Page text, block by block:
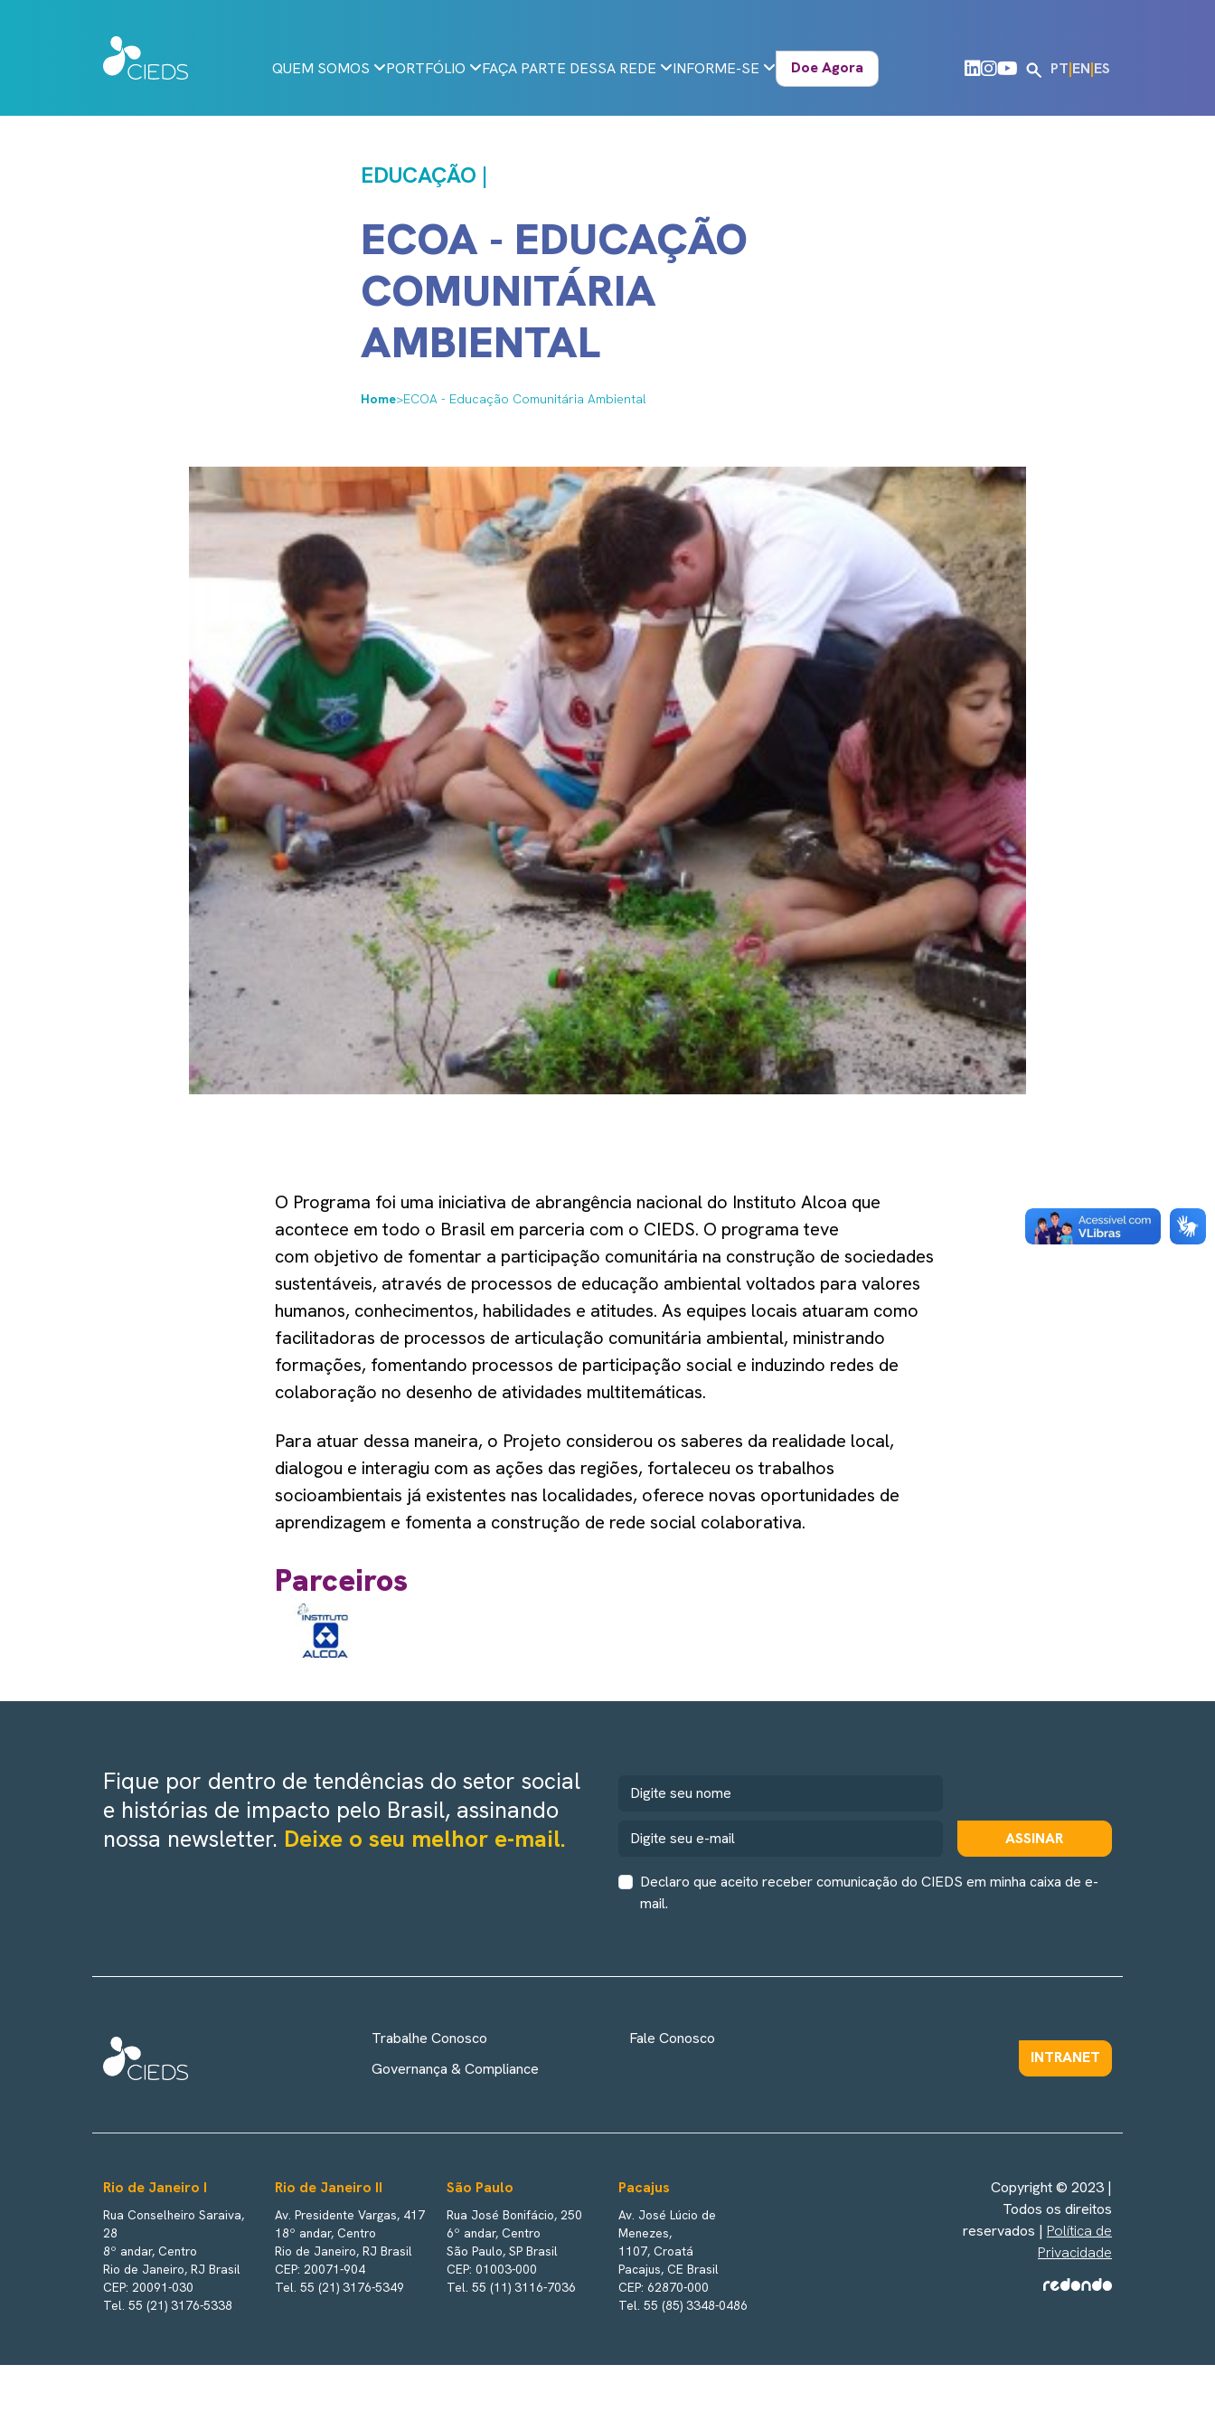
QUEM SOMOS PORTFÓLIO FAÇA PARTE DESSA REDE INFORME-SE Doe Agora PT|EN|ES
EDUCAÇÃO |
ECOA - EDUCAÇÃO
COMUNITÁRIA
AMBIENTAL
Home>ECOA - Educação Comunitária Ambiental
O Programa foi uma iniciativa de abrangência nacional do Instituto Alcoa que
acontece em todo o Brasil em parceria com o CIEDS. O programa teve
com objetivo de fomentar a participação comunitária na construção de sociedades
sustentáveis, através de processos de educação ambiental voltados para valores
humanos, conhecimentos, habilidades e atitudes. As equipes locais atuaram como
facilitadoras de processos de articulação comunitária ambiental, ministrando
formações, fomentando processos de participação social e induzindo redes de
colaboração no desenho de atividades multitemáticas.
Para atuar dessa maneira, o Projeto considerou os saberes da realidade local,
dialogou e interagiu com as ações das regiões, fortaleceu os trabalhos
socioambientais já existentes nas localidades, oferece novas oportunidades de
aprendizagem e fomenta a construção de rede social colaborativa.
Parceiros
Fique por dentro de tendências do setor social
e histórias de impacto pelo Brasil, assinando
nossa newsletter. Deixe o seu melhor e-mail. ASSINAR
Declaro que aceito receber comunicação do CIEDS em minha caixa de e-
mail.
Trabalhe Conosco
Governança & Compliance
Fale Conosco
INTRANET
Rio de Janeiro I
Rua Conselheiro Saraiva,
28
8º andar, Centro
Rio de Janeiro, RJ Brasil
CEP: 20091-030
Tel. 55 (21) 3176-5338
Rio de Janeiro II
Av. Presidente Vargas, 417
18º andar, Centro
Rio de Janeiro, RJ Brasil
CEP: 20071-904
Tel. 55 (21) 3176-5349
São Paulo
Rua José Bonifácio, 250
6º andar, Centro
São Paulo, SP Brasil
CEP: 01003-000
Tel. 55 (11) 3116-7036
Pacajus
Av. José Lúcio de
Menezes,
1107, Croatá
Pacajus, CE Brasil
CEP: 62870-000
Tel. 55 (85) 3348-0486
Copyright © 2023 |
Todos os direitos
reservados | Política de
Privacidade